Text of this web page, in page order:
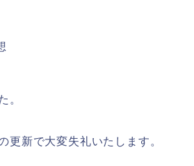
。
更新で大変失礼いたします。